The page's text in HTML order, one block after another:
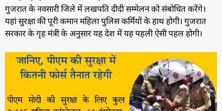
गुजरात के नवसारी जिले में लखपति दीदी सम्मेलन को संबोधित करेंगे।
यहां सुरक्षा की पूरी कमान महिला पुलिस कर्मियों के हाथ होगी। गुजरात
सरकार के गृह मंत्री के अनुसार यह देश में यह पहली ऐसी पहल होगी।